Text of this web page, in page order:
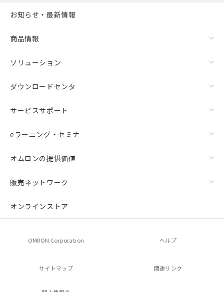
お知らせ・最新情報
商品情報
ソリューション
ダウンロードセンタ
サービスサポート
eラーニング・セミナ
オムロンの提供価値
販売ネットワーク
オンラインストア
OMRON Corporation ヘルプ
サイトマップ 関連リンク